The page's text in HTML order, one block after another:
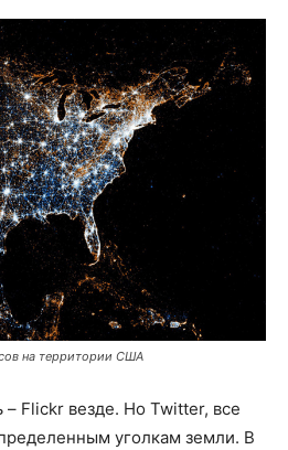
на территории США
– Flickr везде. Но Twitter, все
уголкам земли. В